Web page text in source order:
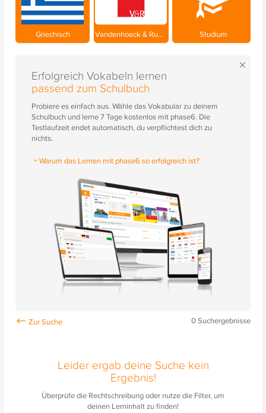
Griechisch Vandenhoeck & Ruprecht Studium
×
Erfolgreich Vokabeln lernen
passend zum Schulbuch
Probiere es einfach aus. Wähle das Vokabular zu deinem
Schulbuch und lerne 7 Tage kostenlos mit phase6. Die
Testlaufzeit endet automatisch, du verpflichtest dich zu
nichts.
Warum das Lernen mit phase6 so erfolgreich ist?
0Suchergebnisse
Leider ergab deine Suche kein
Ergebnis!
Überprüfe die Rechtschreibung oder nutze die Filter, um
deinen Lerninhalt zu finden!